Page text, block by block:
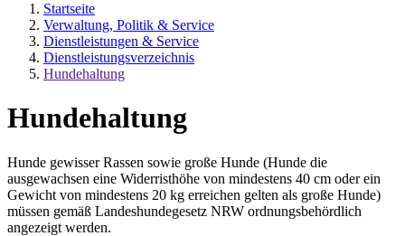
Startseite
Verwaltung, Politik & Service
Dienstleistungen & Service
Dienstleistungsverzeichnis
Hundehaltung
Hundehaltung
Hunde gewisser Rassen sowie große Hunde (Hunde die
ausgewachsen eine Widerristhöhe von mindestens 40 cm oder ein
Gewicht von mindestens 20 kg erreichen gelten als große Hunde)
müssen gemäß Landeshundegesetz NRW ordnungsbehördlich
angezeigt werden.